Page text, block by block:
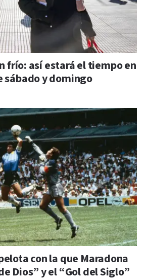
frío: así estará el tiempo en
sábado y domingo
con la que Maradona
Dios” y el “Gol del Siglo”